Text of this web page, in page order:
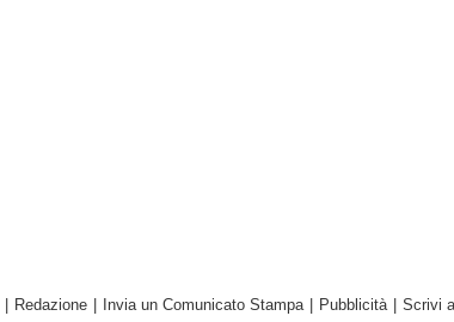
Redazione Invia un Comunicato Stampa Pubblicità Scrivi